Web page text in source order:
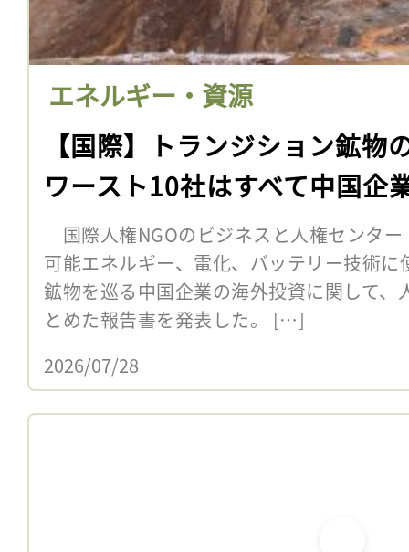
エネルギー・資源
【国際】トランジション鉱物
ワースト10社はすべて中国企
国際人権NGOのビジネスと人権センタ
可能エネルギー、電化、バッテリー技術
鉱物を巡る中国企業の海外投資に関して、
とめた報告書を発表した。 […]
2026/07/28